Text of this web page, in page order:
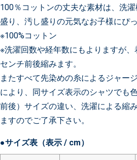
100％コットンの丈夫な素材は、洗
盛り、汚し盛りの元気なお子様にぴっ
※100%コットン
※洗濯回数や経年数にもよりますが
センチ前後縮みます。
またすべて先染めの糸によるジャー
により、同サイズ表示のシャツでも
前後）サイズの違い、洗濯による縮
ますのでご了承下さい。
●サイズ表（表示 / cm）